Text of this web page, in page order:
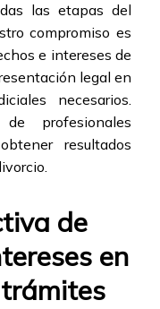
las etapas del
compromiso es
e intereses de
legal en
necesarios.
profesionales
resultados
de
en